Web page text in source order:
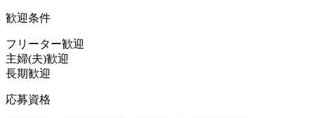
歓迎条件
フリーター歓迎
主婦(夫)歓迎
長期歓迎
応募資格